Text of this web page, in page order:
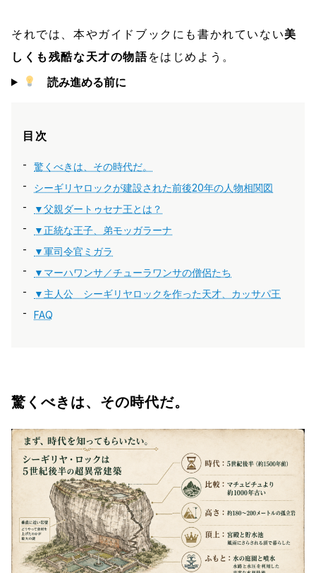
それでは、本やガイドブックにも書かれていない美
しくも残酷な天才の物語をはじめよう。
読み進める前に
目次
驚くべきは、その時代だ。
シーギリヤロックが建設された前後20年の人物相関図
▼父親ダートゥセナ王とは？
▼正統な王子、弟モッガラーナ
▼軍司令官ミガラ
▼マーハワンサ／チューラワンサの僧侶たち
▼主人公 シーギリヤロックを作った天才、カッサパ王
FAQ
驚くべきは、その時代だ。